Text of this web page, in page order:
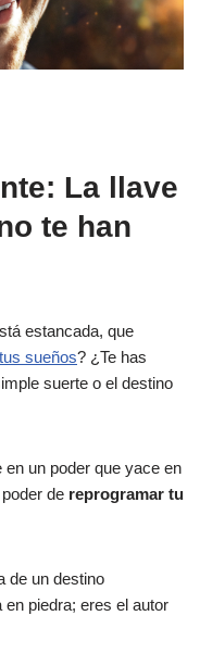
La llave
te han
estancada, que
tus sueños? ¿Te has
suerte o el destino
un poder que yace en
de reprogramar tu
de un destino
piedra; eres el autor